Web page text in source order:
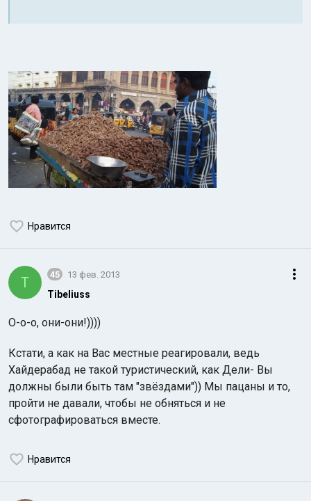
Нравится
T 45 13 фев. 2013
Tibeliuss
О-о-о, они-они!))))
Кстати, а как на Вас местные реагировали, ведь
Хайдерабад не такой туристический, как Дели- Вы
должны были быть там "звёздами")) Мы пацаны и то,
пройти не давали, чтобы не обняться и не
сфотографироваться вместе.
Нравится